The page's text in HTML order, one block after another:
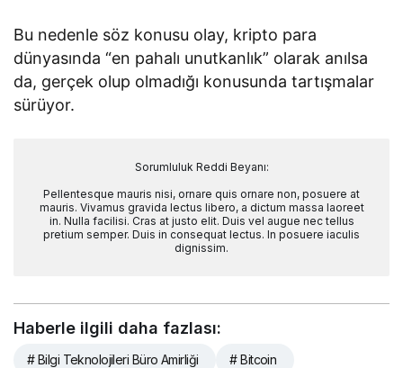
Bu nedenle söz konusu olay, kripto para
dünyasında “en pahalı unutkanlık” olarak anılsa
da, gerçek olup olmadığı konusunda tartışmalar
sürüyor.
Sorumluluk Reddi Beyanı:
Pellentesque mauris nisi, ornare quis ornare non, posuere at
mauris. Vivamus gravida lectus libero, a dictum massa laoreet
in. Nulla facilisi. Cras at justo elit. Duis vel augue nec tellus
pretium semper. Duis in consequat lectus. In posuere iaculis
dignissim.
Haberle ilgili daha fazlası:
# Bilgi Teknolojileri Büro Amirliği # Bitcoin